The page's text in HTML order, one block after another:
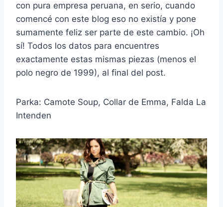
con pura empresa peruana, en serio, cuando
comencé con este blog eso no existía y pone
sumamente feliz ser parte de este cambio. ¡Oh
sí! Todos los datos para encuentres
exactamente estas mismas piezas (menos el
polo negro de 1999), al final del post.
Parka: Camote Soup, Collar de Emma, Falda La
Intenden